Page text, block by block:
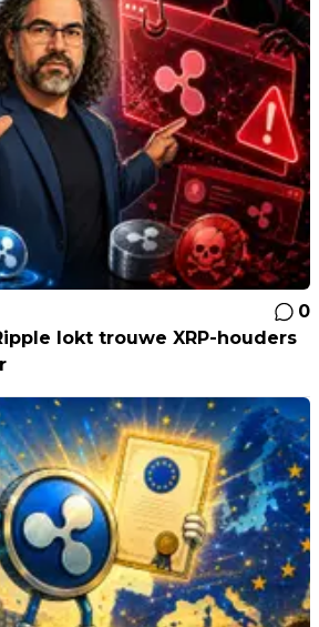
0
lokt trouwe XRP-houders